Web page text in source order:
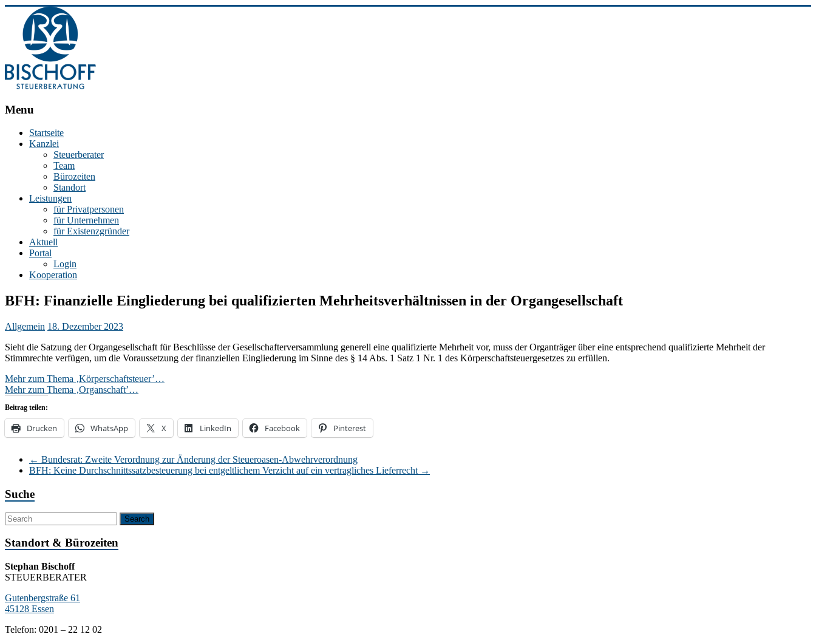
BISCHOFF
Stephan
Steuerberater
Essen
Menu
Startseite
Kanzlei
Steuerberater
Team
Bürozeiten
Standort
Leistungen
für Privatpersonen
für Unternehmen
für Existenzgründer
Aktuell
Portal
Login
Kooperation
BFH: Finanzielle Eingliederung bei qualifizierten Mehrheitsverhältnissen in der Organgesellschaft
Allgemein 18. Dezember 2023
Sieht die Satzung der Organgesellschaft für Beschlüsse der Gesellschafterversammlung generell eine qualifizierte Mehrheit vor, muss der Organträger über eine entsprechend qualifizierte Mehrheit der
Stimmrechte verfügen, um die Voraussetzung der finanziellen Eingliederung im Sinne des § 14 Abs. 1 Satz 1 Nr. 1 des Körperschaftsteuergesetzes zu erfüllen.
Mehr zum Thema ‚Körperschaftsteuer’…
Mehr zum Thema ‚Organschaft’…
Beitrag teilen:
Drucken WhatsApp X LinkedIn Facebook Pinterest
← Bundesrat: Zweite Verordnung zur Änderung der Steueroasen-Abwehrverordnung
BFH: Keine Durchschnittssatzbesteuerung bei entgeltlichem Verzicht auf ein vertragliches Lieferrecht →
Suche
Standort & Bürozeiten
Stephan Bischoff
STEUERBERATER
Gutenbergstraße 61
45128 Essen
Telefon: 0201 – 22 12 02